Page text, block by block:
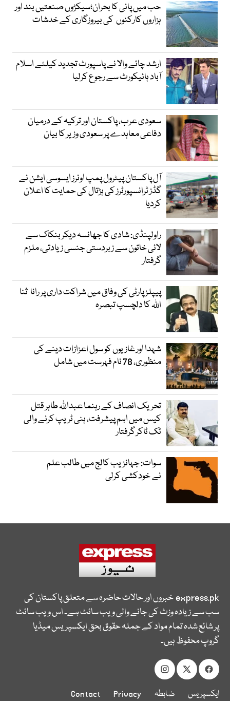
حب میں پانی کا بحران؛سیکڑوں صنعتیں بند اور
ہزاروں کارکنوں کی بیروزگاری کے خدشات
ارشد چائے والا نے پاسپورٹ تجدید کیلئے اسلام
آباد ہائیکورٹ سے رجوع کرلیا
سعودی عرب، پاکستان اور ترکیہ کے درمیان
دفاعی معاہدے پر سعودی وزیر کا بیان
آل پاکستان پیٹرول پمپ اونرز ایسوسی ایشن نے
گڈز ٹرانسپورٹرز کی ہڑتال کی حمایت کا اعلان
کردیا
راولپنڈی: شادی کا جھانسہ دیکر بنکاک سے
لائی خاتون سے زبردستی جنسی زیادتی، ملزم
گرفتار
پیپلز پارٹی کی وفاق میں شراکت داری پر رانا ثنا
اللہ کا دلچسپ تبصرہ
شہدا اور غازیوں کو سول اعزازات دینے کی
منظوری، 78 نام فہرست میں شامل
تحریک انصاف کے رہنما عبداللہ طاہر قتل
کیس میں اہم پیشرفت، ہنی ٹریپ کرنے والی
ٹک ٹاکر گرفتار
سوات: جہانزیب کالج میں طالب علم
نے خودکشی کرلی
express.pkخبروں اور حالات حاضرہ سے متعلق پاکستان کی
سب سے زیادہ وزٹ کی جانے والی ویب سائٹ ہے۔ اس ویب سائٹ
پر شائع شدہ تمام مواد کے جملہ حقوق بحق ایکسپریس میڈیا
گروپ محفوظ ہیں۔
ایکسپریس ضابطہ Privacy
Contact